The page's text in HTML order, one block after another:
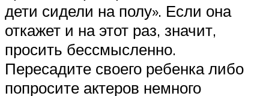
дети сидели на полу». Если она
откажет и на этот раз, значит,
просить бессмысленно.
Пересадите своего ребенка либо
попросите актеров немного